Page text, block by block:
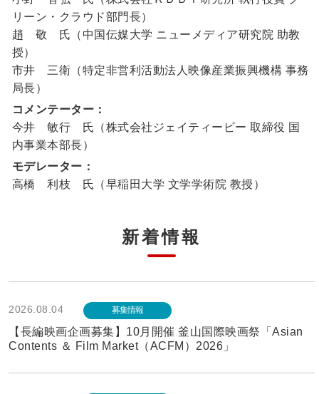
リーン・クラウド部門長）
趙 敬 氏（中国伝媒大学 ニューメディア研究院 助教
授）
市井 三衛（特定非営利活動法人映像産業振興機構 事務
局長）
コメンテーター：
今井 敏行 氏（株式会社ジェイティービー 取締役 国
内事業本部長）
モデレーター：
高橋 利枝 氏（早稲田大学 文学学術院 教授）
新着情報
2026.08.04 募集情報
【長編映画企画募集】10月開催 釜山国際映画祭「Asian
Contents ＆ Film Market（ACFM）2026」